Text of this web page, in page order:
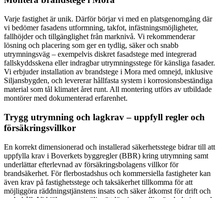
Varje fastighet är unik. Därför börjar vi med en platsgenomgång där
vi bedömer fasadens utformning, takfot, infästningsmöjligheter,
fallhöjder och tillgänglighet från marknivå. Vi rekommenderar
lösning och placering som ger en tydlig, säker och snabb
utrymningsväg – exempelvis diskret fasadstege med integrerad
fallskyddsskena eller indragbar utrymningsstege för känsliga fasader.
Vi erbjuder installation av brandstege i Mora med omnejd, inklusive
Siljansbygden, och levererar hållfasta system i korrosionsbeständiga
material som tål klimatet året runt. All montering utförs av utbildade
montörer med dokumenterad erfarenhet.
Trygg utrymning och lagkrav – uppfyll regler och
försäkringsvillkor
En korrekt dimensionerad och installerad säkerhetsstege bidrar till att
uppfylla krav i Boverkets byggregler (BBR) kring utrymning samt
underlättar efterlevnad av försäkringsbolagens villkor för
brandsäkerhet. För flerbostadshus och kommersiella fastigheter kan
även krav på fastighetsstege och taksäkerhet tillkomma för att
möjliggöra räddningstjänstens insats och säker åtkomst för drift och